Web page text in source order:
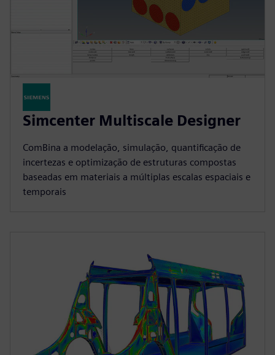
Simcenter Multiscale Designer
ComBina a modelação, simulação, quantificação de
incertezas e optimização de estruturas compostas
baseadas em materiais a múltiplas escalas espaciais e
temporais